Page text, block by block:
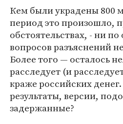
Кем были украдены 800
период это произошло,
обстоятельствах, - ни
вопросов разъяснений
Более того — осталось
расследует (и
краже российских
результаты, версии,
задержанные?